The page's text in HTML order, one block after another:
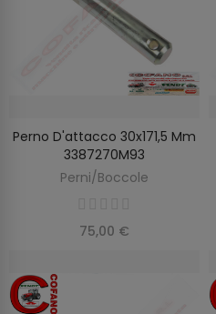
AGGIUNGI AL CARRELLO
Perno D'attacco 30x171,5 Mm
3387270M93
Perni/Boccole
75,00 €